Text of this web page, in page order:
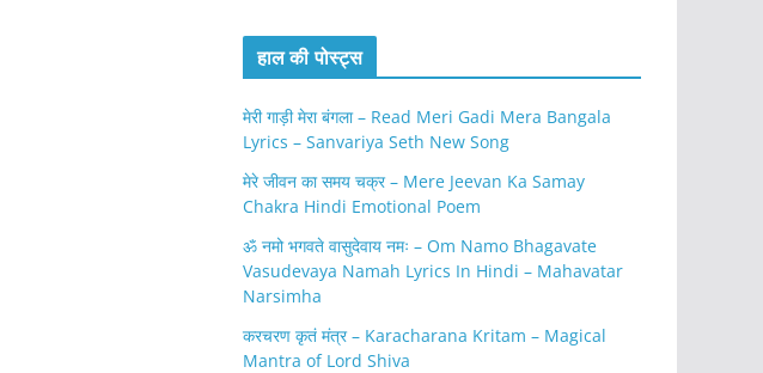
हाल की पोस्ट्स
मेरी गाड़ी मेरा बंगला – Read Meri Gadi Mera Bangala
Lyrics – Sanvariya Seth New Song
मेरे जीवन का समय चक्र – Mere Jeevan Ka Samay
Chakra Hindi Emotional Poem
ॐ नमो भगवते वासुदेवाय नमः – Om Namo Bhagavate
Vasudevaya Namah Lyrics In Hindi – Mahavatar
Narsimha
करचरण कृतं मंत्र – Karacharana Kritam – Magical
Mantra of Lord Shiva